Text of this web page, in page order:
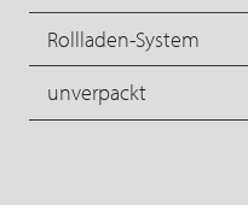
Rollladen-System
unverpackt